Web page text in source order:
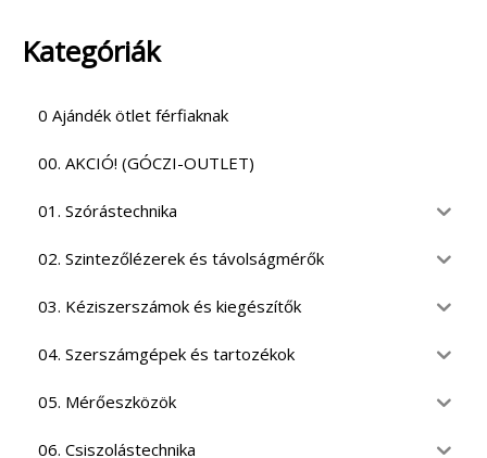
Kategóriák
0 Ajándék ötlet férfiaknak
00. AKCIÓ! (GÓCZI-OUTLET)
01. Szórástechnika
02. Szintezőlézerek és távolságmérők
03. Kéziszerszámok és kiegészítők
04. Szerszámgépek és tartozékok
05. Mérőeszközök
06. Csiszolástechnika